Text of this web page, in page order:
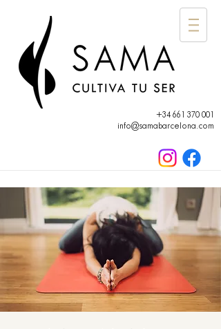
+34 661 370 001
info@samabarcelona.com